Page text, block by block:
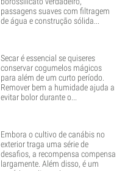
passagens suaves com filtragem
de água e construção sólida...
Secar é essencial se quiseres
conservar cogumelos mágicos
para além de um curto período.
Remover bem a humidade ajuda a
evitar bolor durante o...
Embora o cultivo de canábis no
exterior traga uma série de
desafios, a recompensa compensa
largamente. Além disso, é um